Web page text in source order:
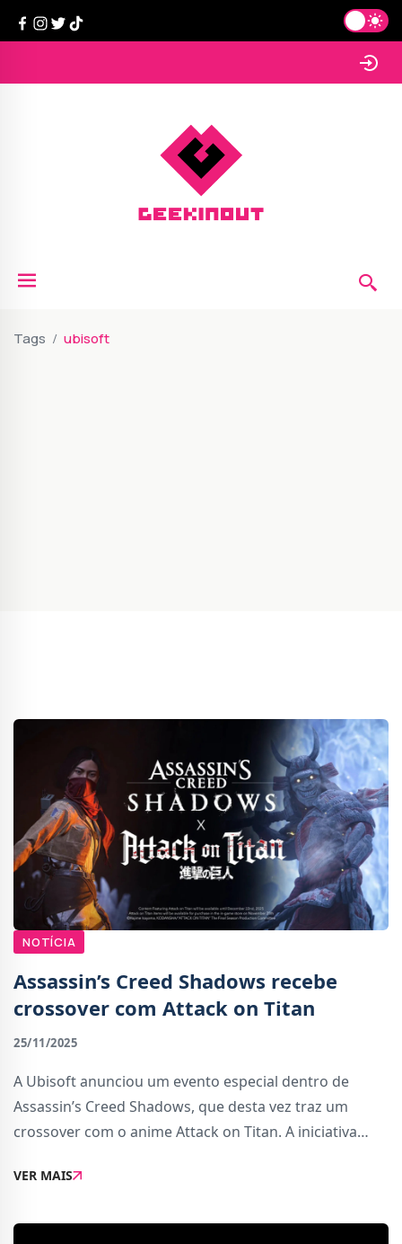
Tags ubisoft
NOTÍCIA
Assassin’s Creed Shadows recebe
crossover com Attack on Titan
25/11/2025
A Ubisoft anunciou um evento especial dentro de
Assassin’s Creed Shadows, que desta vez traz um
crossover com o anime Attack on Titan. A iniciativa
inclui conteúdo de história adicional gratuito par
VER MAIS